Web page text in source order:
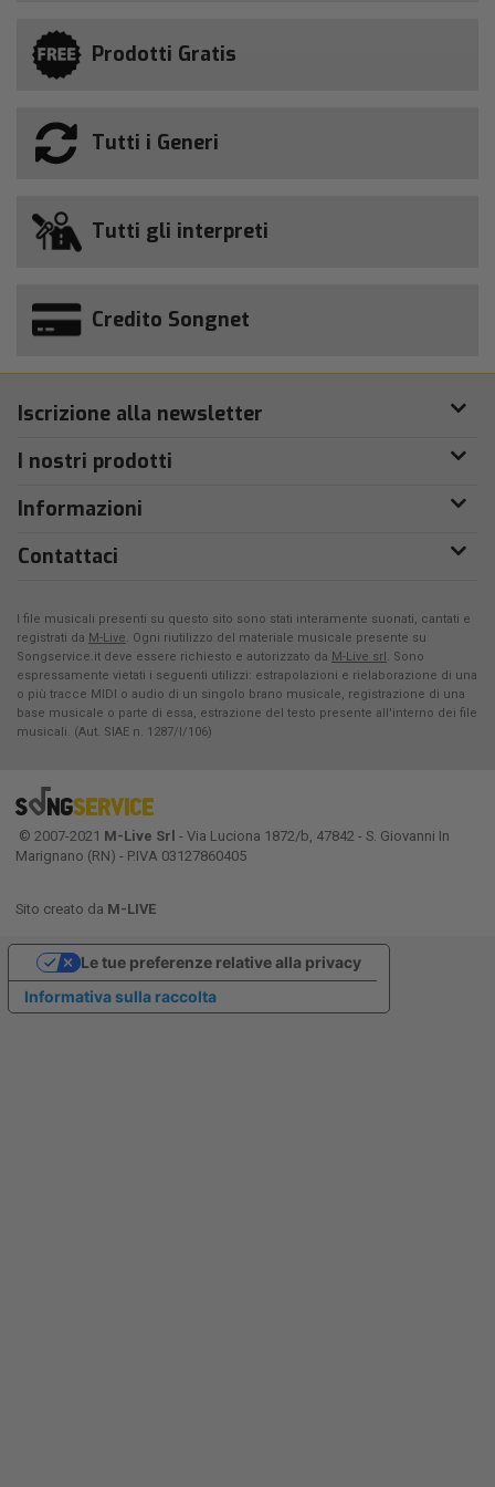
Prodotti Gratis
Tutti i Generi
Tutti gli interpreti
Credito Songnet
Iscrizione alla newsletter
I nostri prodotti
Informazioni
Contattaci
I file musicali presenti su questo sito sono stati interamente suonati, cantati e
registrati da M-Live. Ogni riutilizzo del materiale musicale presente su
Songservice.it deve essere richiesto e autorizzato da M-Live srl . Sono
espressamente vietati i seguenti utilizzi: estrapolazioni e rielaborazione di una
o più tracce MIDI o audio di un singolo brano musicale, registrazione di una
base musicale o parte di essa, estrazione del testo presente all'interno dei file
musicali. (Aut. SIAE n. 1287/I/106)
© 2007-2021 M-Live Srl - Via Luciona 1872/b, 47842 - S. Giovanni In
Marignano (RN) - P.IVA 03127860405
Sito creato da M-LIVE
Informativa sulla raccolta
Le tue preferenze relative alla privacy